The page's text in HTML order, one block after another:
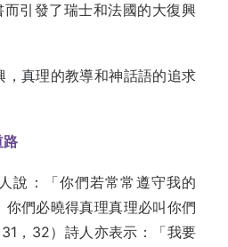
引發了瑞士和法國的大復興
，真理的教導和神話語的追求
路
說：「你們若常常遵守我的
們必曉得真理真理必叫你們
，32）詩人亦表示：「我要